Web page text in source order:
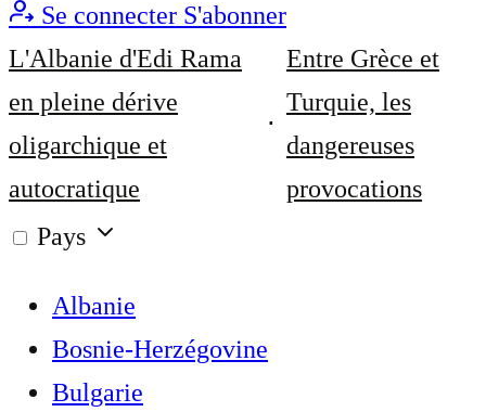
Se connecter S'abonner
L'Albanie d'Edi Rama
en pleine dérive
oligarchique et
autocratique
Entre Grèce et
Turquie, les
dangereuses
provocations
Pays
Albanie
Bosnie-Herzégovine
Bulgarie